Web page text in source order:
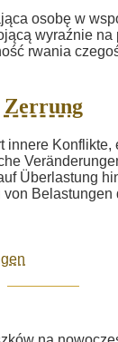
Zerrung
innere Konflikte,
Überlastung
Belastungen